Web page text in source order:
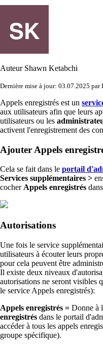
Auteur Shawn Ketabchi
Dernière mise à jour: 03.07.2025 par
Appels enregistrés est un
aux utilisateurs afin que leurs
utilisateurs ou les
activent l'enregistrement des
Ajouter Appels
Cela se fait dans le portail
Services supplémentaires >
cocherAppels enregistrés
Autorisations
Une fois le service
utilisateurs à écouter leurs
pour cela peuvent être
Il existe deux niveaux
autorisations ne seront visibles
le service Appels enregistrés):
Appels enregistrés = Donne à
enregistrés dans le portail
accéder à tous les appels
groupe spécifique).